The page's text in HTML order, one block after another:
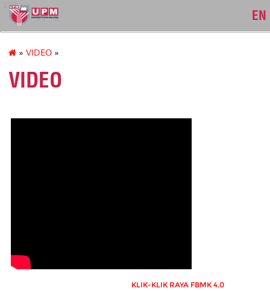
127
EN
» VIDEO »
VIDEO
KLIK-KLIK RAYA FBMK 4.0